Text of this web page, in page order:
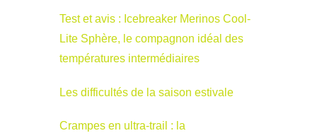
Test et avis : Icebreaker Merinos Cool-
Lite Sphère, le compagnon idéal des
températures intermédiaires
Les difficultés de la saison estivale
Crampes en ultra-trail : la